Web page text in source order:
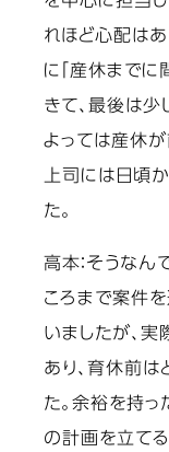
れほど心配はあ
に「産休までに
きて、最後は少
よっては産休が
上司には日頃
た。
高本：そうなん
ころまで案件
いましたが、
あり、育休前は
た。余裕を持
の計画を立てる